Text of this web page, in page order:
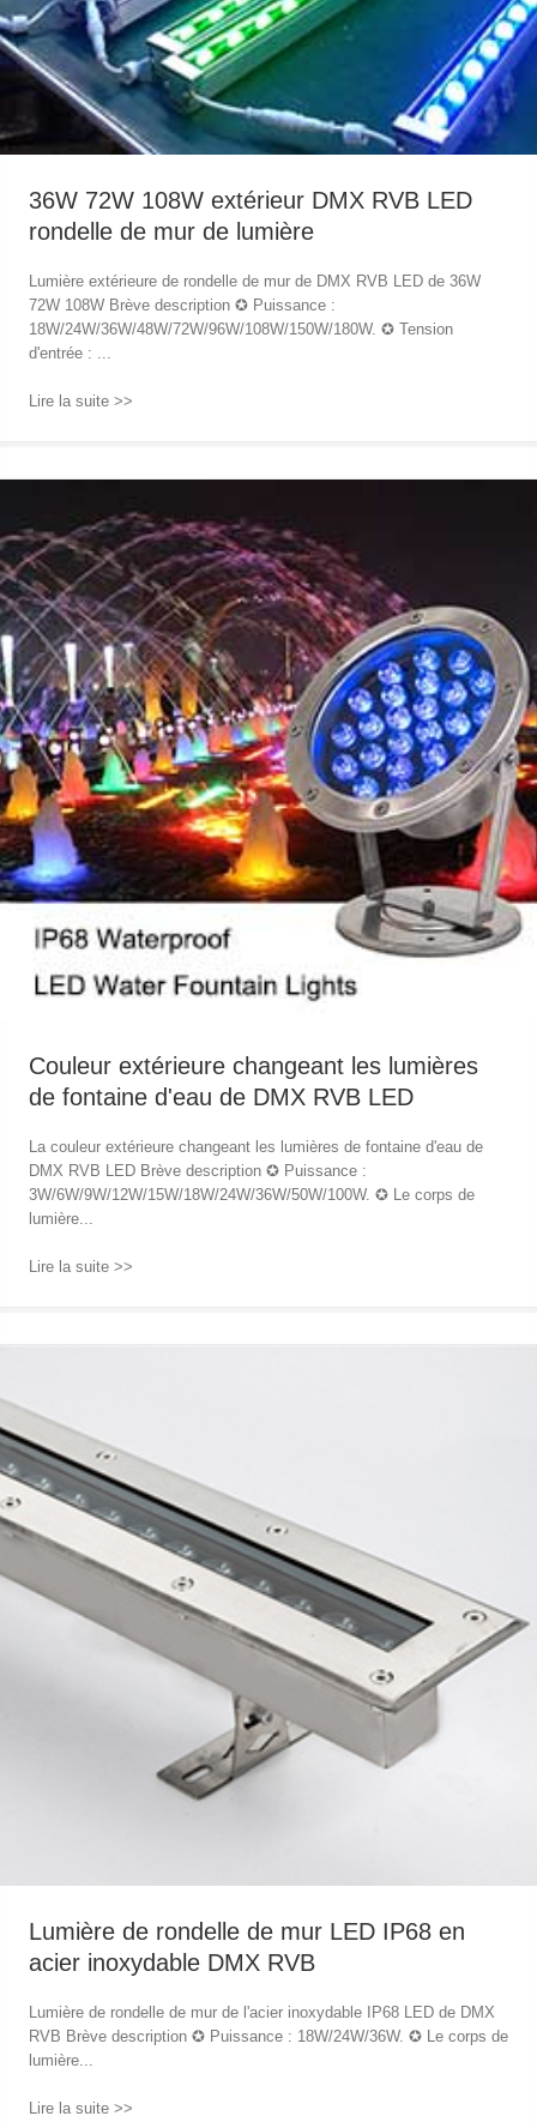
36W 72W 108W extérieur DMX RVB LED
rondelle de mur de lumière
Lumière extérieure de rondelle de mur de DMX RVB LED de 36W
72W 108W Brève description ✪ Puissance :
18W/24W/36W/48W/72W/96W/108W/150W/180W. ✪ Tension
d'entrée : ...
Lire la suite >>
Couleur extérieure changeant les lumières
de fontaine d'eau de DMX RVB LED
La couleur extérieure changeant les lumières de fontaine d'eau de
DMX RVB LED Brève description ✪ Puissance :
3W/6W/9W/12W/15W/18W/24W/36W/50W/100W. ✪ Le corps de
lumière...
Lire la suite >>
Lumière de rondelle de mur LED IP68 en
acier inoxydable DMX RVB
Lumière de rondelle de mur de l'acier inoxydable IP68 LED de DMX
RVB Brève description ✪ Puissance : 18W/24W/36W. ✪ Le corps de
lumière...
Lire la suite >>